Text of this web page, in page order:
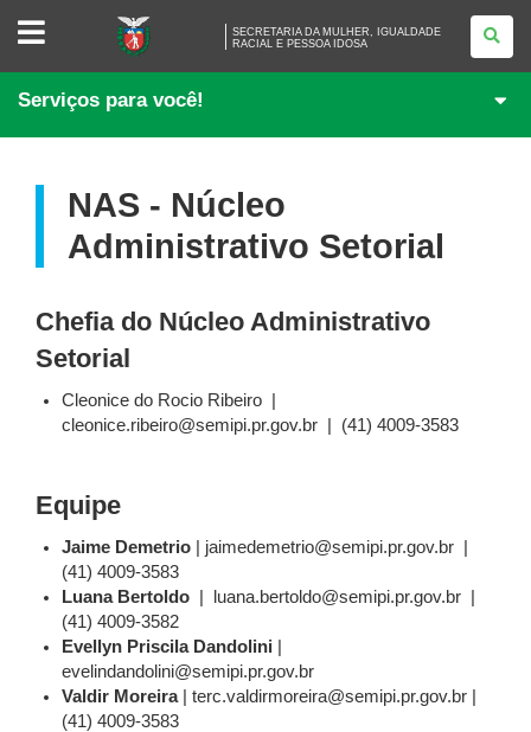
SECRETARIA
MULHER,
IGUALDADE
RACIAL
E
IDOSA
SECRETARIA DA MULHER, IGUALDADE
RACIAL E PESSOA IDOSA
Serviços para você!
NAS - Núcleo
Administrativo Setorial
Chefia do Núcleo Administrativo
Setorial
Cleonice do Rocio Ribeiro |
cleonice.ribeiro@semipi.pr.gov.br | (41) 4009-3583
Equipe
Jaime Demetrio | jaimedemetrio@semipi.pr.gov.br |
(41) 4009-3583
Luana Bertoldo | luana.bertoldo@semipi.pr.gov.br |
(41) 4009-3582
Evellyn Priscila Dandolini
evelindandolini@semipi.pr.gov.br
Valdir Moreira| terc.valdirmoreira@semipi.pr.gov.br |
(41) 4009-3583